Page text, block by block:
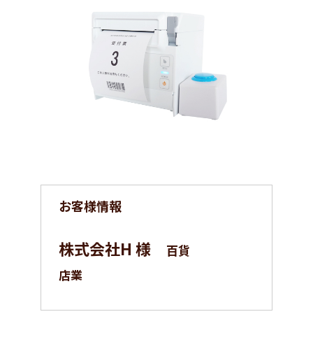
お客様情報
株式会社H 様
百貨
店業